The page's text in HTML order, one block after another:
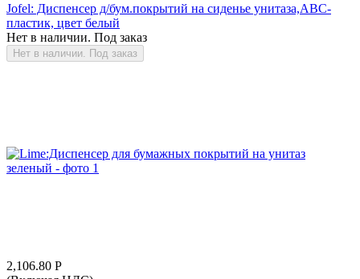
Jofel: Диспенсер д/бум.покрытий на сиденье унитаза,АВС-
пластик, цвет белый
Нет в наличии. Под заказ
Нет в наличии. Под заказ
2,106.80 Р